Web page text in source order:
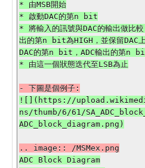
* 由MSB開始
* 啟動DAC的第n bit
* 將輸入的訊號與DAC的輸出做比
出的第n bit為HIGH，並保留DAC
DAC的第n bit，ADC輸出的第n
![](https://
ns/thumb/6/61/
ADC Block Diagram